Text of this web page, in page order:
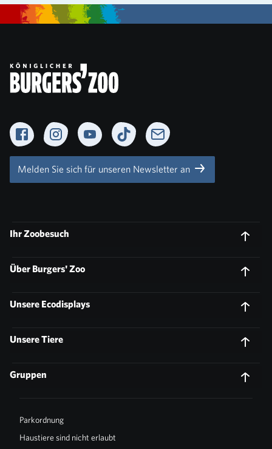
FacebookInstagramYouTubeTikTok Newsletter
Melden Sie sich für unseren Newsletter an
Ihr Zoobesuch
Über Burgers' Zoo
Unsere Ecodisplays
Unsere Tiere
Gruppen
Parkordnung
Haustiere sind nicht erlaubt